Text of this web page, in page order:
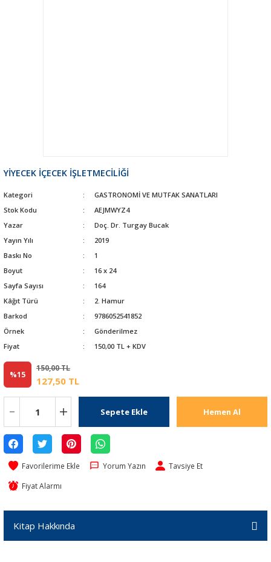
YİYECEK İÇECEK İŞLETMECİLİĞİ
Kategori
GASTRONOMİ VE MUTFAK SANATLARI
Stok Kodu
AEJMWYZ4
Yazar
Doç. Dr. Turgay Bucak
Yayın Yılı
2019
Baskı No
1
Boyut
16 x 24
Sayfa Sayısı
164
Kâğıt Türü
2. Hamur
Barkod
9786052541852
Örnek
Gönderilmez
Fiyat
150,00 TL + KDV
%15
150,00 TL
127,50 TL
Sepete Ekle Hemen Al
Yorum Yazın Tavsiye Et
Fiyat Alarmı
Kitap Hakkında